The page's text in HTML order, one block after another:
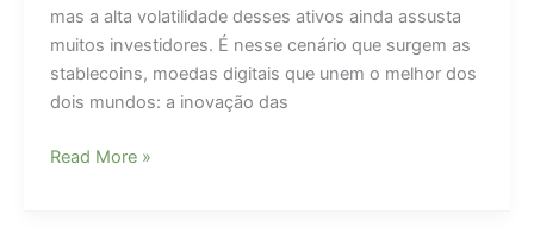
mas a alta volatilidade desses ativos ainda assusta
muitos investidores. É nesse cenário que surgem as
stablecoins, moedas digitais que unem o melhor dos
dois mundos: a inovação das
Stablecoins
Read More »